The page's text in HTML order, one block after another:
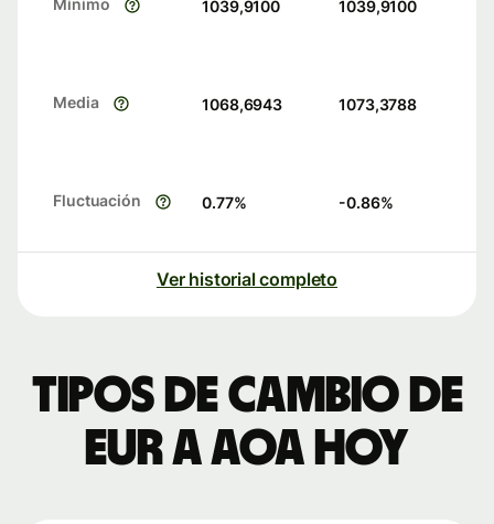
Mínimo 1039,9100 1039,9100
Media 1068,6943 1073,3788
Fluctuación 0.77% -0.86%
Ver historial completo
Tipos de cambio de
EUR a AOA hoy